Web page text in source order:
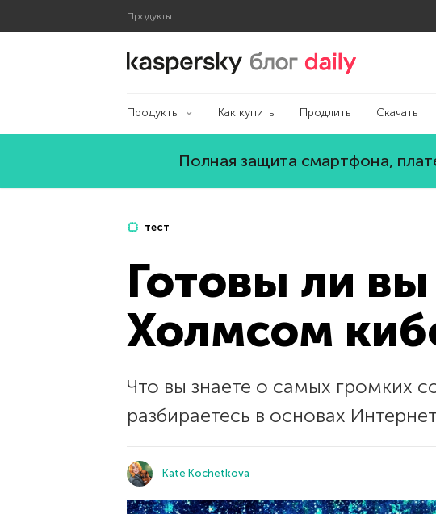
Продукты:
Блог Касперского
Продукты Как купить Продлить Скачать
Полная защита смартфона,
тест
Готовы ли
Холмсом
Что вы знаете о самых громких
разбираетесь в основах
Kate Kochetkova